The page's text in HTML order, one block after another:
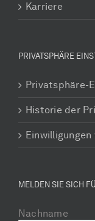
Karriere
PRIVATSPHÄRE
Privatsphäre-
Historie der
MELDEN SIE SICH
Nachname